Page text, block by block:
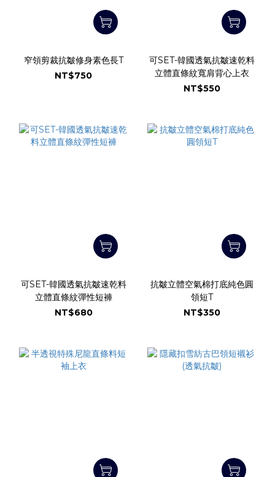
窄領剪裁抗皺修身素色長T
NT$750
可SET-韓國透氣抗皺速乾料
立體直條紋寬肩背心上衣
NT$550
可SET-韓國透氣抗皺速乾料
立體直條紋彈性短褲
NT$680
抗皺立體空氣棉打底純色圓
領短T
NT$350